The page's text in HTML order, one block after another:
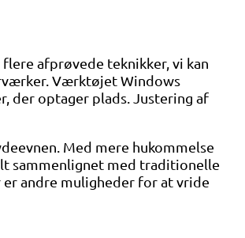
afprøvede teknikker, vi kan
Værktøjet Windows
der optager plads. Justering af
Med mere hukommelse
sammenlignet med traditionelle
andre muligheder for at vride